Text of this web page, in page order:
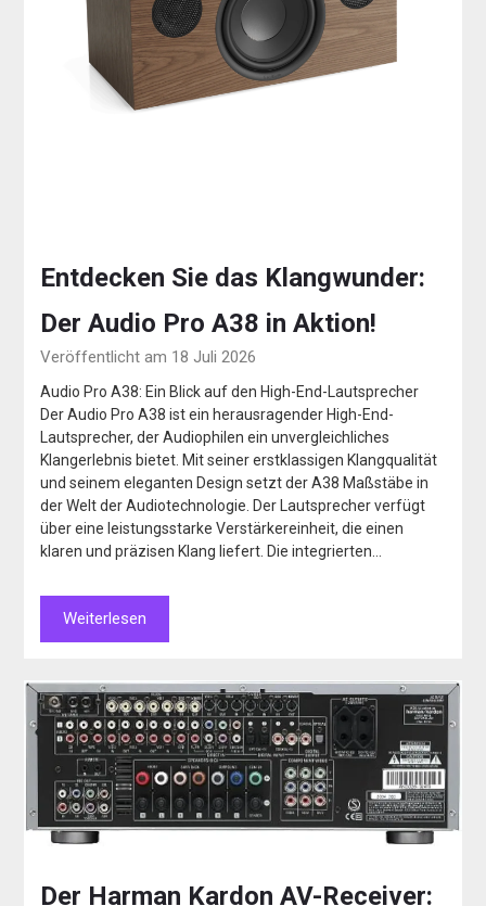
Entdecken Sie das Klangwunder:
Der Audio Pro A38 in Aktion!
Veröffentlicht am 18 Juli 2026
Audio Pro A38: Ein Blick auf den High-End-Lautsprecher
Der Audio Pro A38 ist ein herausragender High-End-
Lautsprecher, der Audiophilen ein unvergleichliches
Klangerlebnis bietet. Mit seiner erstklassigen Klangqualität
und seinem eleganten Design setzt der A38 Maßstäbe in
der Welt der Audiotechnologie. Der Lautsprecher verfügt
über eine leistungsstarke Verstärkereinheit, die einen
klaren und präzisen Klang liefert. Die integrierten…
Weiterlesen
Der Harman Kardon AV-Receiver: